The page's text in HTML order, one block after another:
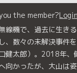
the member?Login
線機で、過去に生き
、数々の未解決事件
健太郎）。2018年、
向かったが、大山は